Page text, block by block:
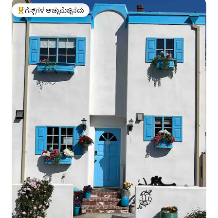
ಗೆಸ್ಟ್‌ಗಳಿಗೆ ಅತಿ ಹೆಚ್ಚು ಅಚ್ಚುಮೆಚ್ಚಿನದು
ಗೆಸ್ಟ್‌ಗಳ ಅಚ್ಚುಮೆಚ್ಚಿನದು